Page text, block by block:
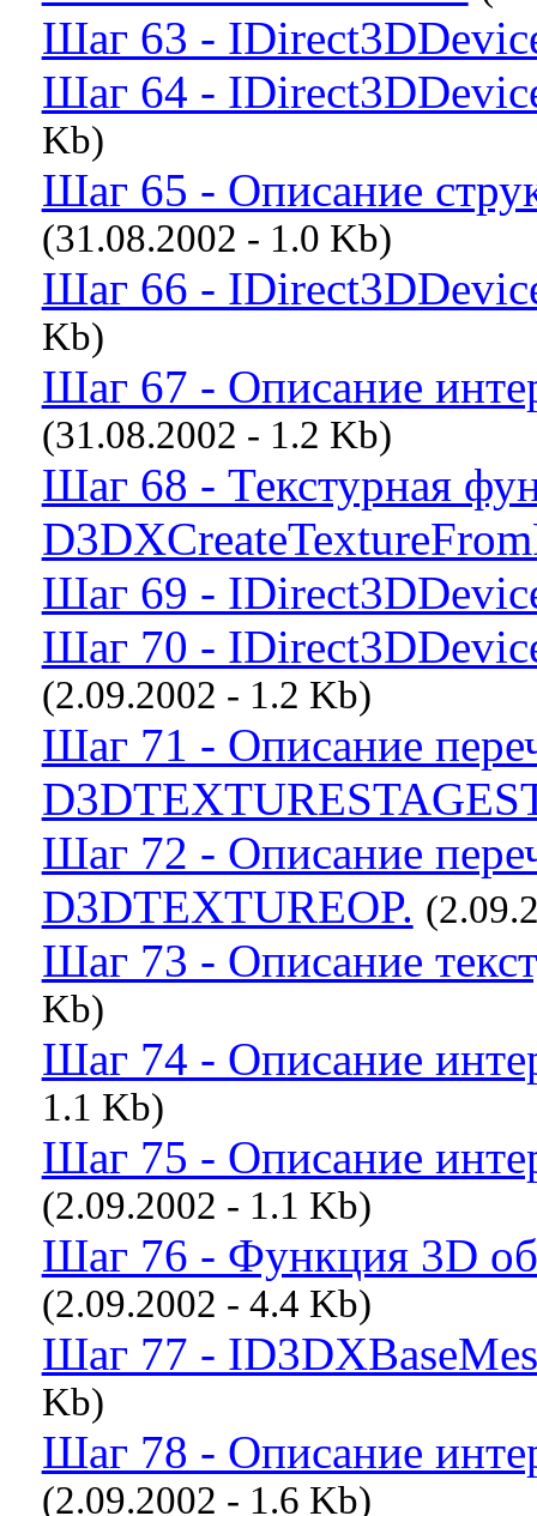
Шаг 63 -
Шаг 64 -
Kb)
Шаг 65 - Описание
(31.08.2002 - 1.0 Kb)
Шаг 66 -
Kb)
Шаг 67 - Описание
(31.08.2002 - 1.2 Kb)
Шаг 68 - Текстурная
Шаг 69 -
Шаг 70 -
(2.09.2002 - 1.2 Kb)
Шаг 71 - Описание
Шаг 72 - Описание
D3DTEXTUREOP.
Шаг 73 - Описание
Kb)
Шаг 74 - Описание
1.1 Kb)
Шаг 75 - Описание
(2.09.2002 - 1.1 Kb)
Шаг 76 - Функция 3D
(2.09.2002 - 4.4 Kb)
Шаг 77 -
Kb)
Шаг 78 - Описание
(2.09.2002 - 1.6 Kb)